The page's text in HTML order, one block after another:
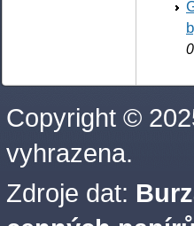
Copyright ©
vyhrazena.
Zdroje dat: